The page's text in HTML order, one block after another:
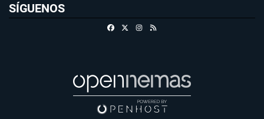
SÍGUENOS
FacebookInstagram